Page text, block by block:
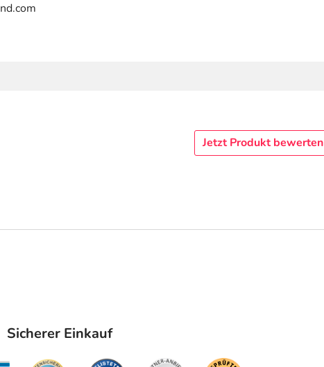
Jetzt Produkt bewerten
Sicherer Einkauf